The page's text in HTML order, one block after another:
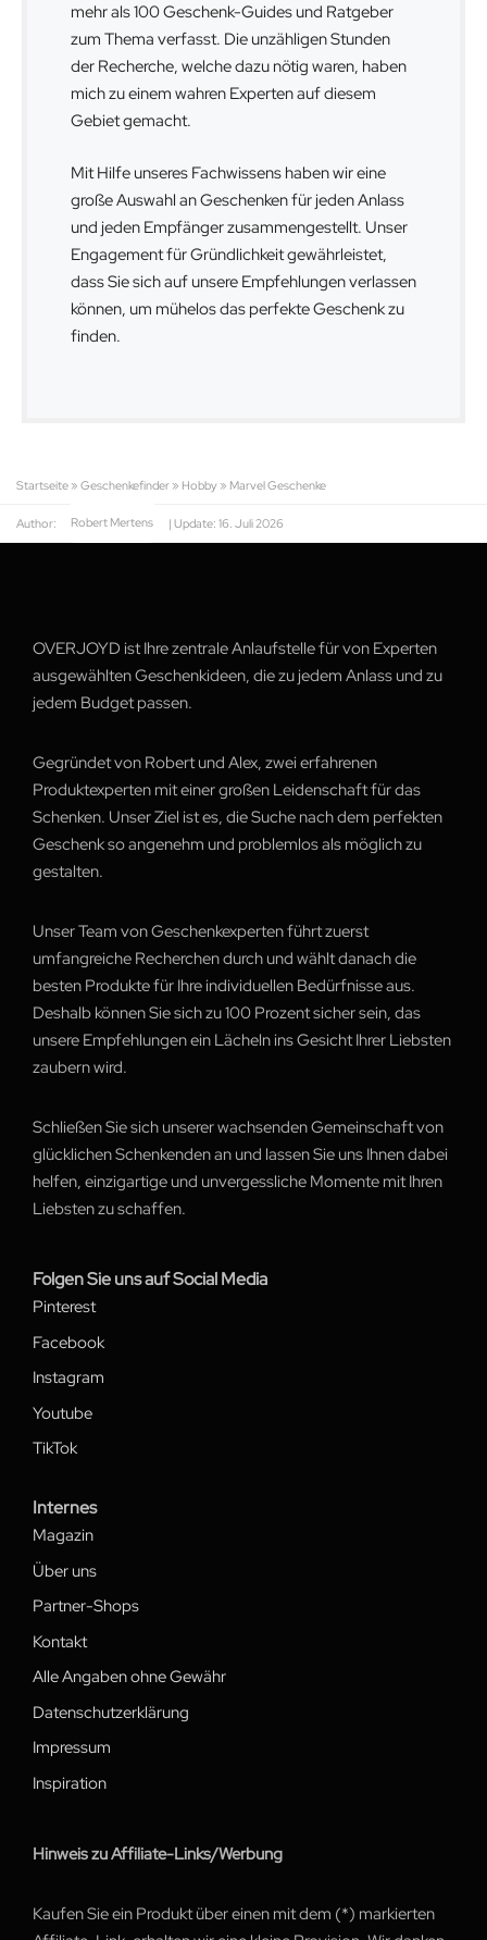
mehr als 100 Geschenk-Guides und Ratgeber
zum Thema verfasst. Die unzähligen Stunden
der Recherche, welche dazu nötig waren, haben
mich zu einem wahren Experten auf diesem
Gebiet gemacht.
Mit Hilfe unseres Fachwissens haben wir eine
große Auswahl an Geschenken für jeden Anlass
und jeden Empfänger zusammengestellt. Unser
Engagement für Gründlichkeit gewährleistet,
dass Sie sich auf unsere Empfehlungen verlassen
können, um mühelos das perfekte Geschenk zu
finden.
Startseite » Geschenkefinder » Hobby » Marvel Geschenke
Author: Robert Mertens | Update: 16. Juli 2026
OVERJOYD ist Ihre zentrale Anlaufstelle für von Experten
ausgewählten Geschenkideen, die zu jedem Anlass und zu
jedem Budget passen.
Gegründet von Robert und Alex, zwei erfahrenen
Produktexperten mit einer großen Leidenschaft für das
Schenken. Unser Ziel ist es, die Suche nach dem perfekten
Geschenk so angenehm und problemlos als möglich zu
gestalten.
Unser Team von Geschenkexperten führt zuerst
umfangreiche Recherchen durch und wählt danach die
besten Produkte für Ihre individuellen Bedürfnisse aus.
Deshalb können Sie sich zu 100 Prozent sicher sein, das
unsere Empfehlungen ein Lächeln ins Gesicht Ihrer Liebsten
zaubern wird.
Schließen Sie sich unserer wachsenden Gemeinschaft von
glücklichen Schenkenden an und lassen Sie uns Ihnen dabei
helfen, einzigartige und unvergessliche Momente mit Ihren
Liebsten zu schaffen.
Folgen Sie uns auf Social Media
Pinterest
Facebook
Instagram
Youtube
TikTok
Internes
Magazin
Über uns
Partner-Shops
Kontakt
Alle Angaben ohne Gewähr
Datenschutzerklärung
Impressum
Inspiration
Hinweis zu Affiliate-Links/Werbung
Kaufen Sie ein Produkt über einen mit dem (*) markierten